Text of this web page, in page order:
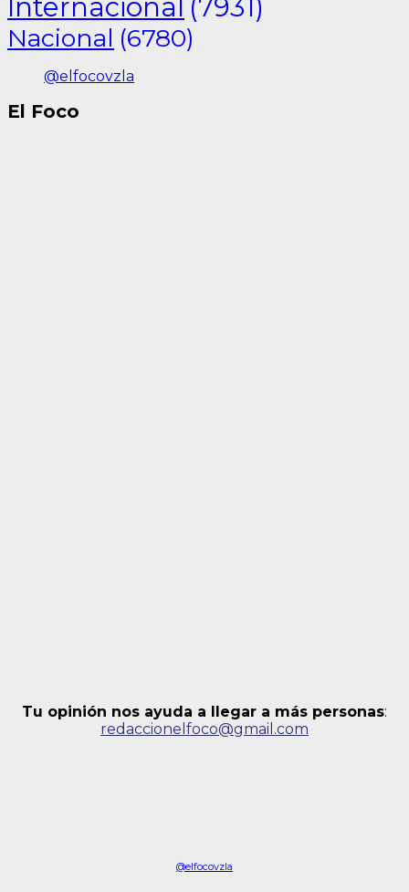
Internacional (7931)
Nacional (6780)
@elfocovzla
El Foco
Tu opinión nos ayuda a llegar a más personas:
redaccionelfoco@gmail.com
@elfocovzla